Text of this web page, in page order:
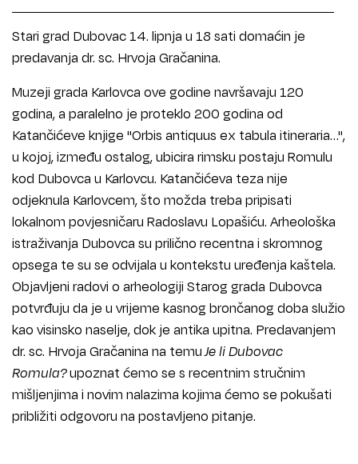
Stari grad Dubovac 14. lipnja u 18 sati domaćin je
predavanja dr. sc. Hrvoja Gračanina.
Muzeji grada Karlovca ove godine navršavaju 120
godina, a paralelno je proteklo 200 godina od
Katančićeve knjige "Orbis antiquus ex tabula itineraria…",
u kojoj, između ostalog, ubicira rimsku postaju Romulu
kod Dubovca u Karlovcu. Katančićeva teza nije
odjeknula Karlovcem, što možda treba pripisati
lokalnom povjesničaru Radoslavu Lopašiću. Arheološka
istraživanja Dubovca su prilično recentna i skromnog
opsega te su se odvijala u kontekstu uređenja kaštela.
Objavljeni radovi o arheologiji Starog grada Dubovca
potvrđuju da je u vrijeme kasnog brončanog doba služio
kao visinsko naselje, dok je antika upitna. Predavanjem
dr. sc. Hrvoja Gračanina na temuJe li Dubovac
Romula?upoznat ćemo se s recentnim stručnim
mišljenjima i novim nalazima kojima ćemo se pokušati
približiti odgovoru na postavljeno pitanje.